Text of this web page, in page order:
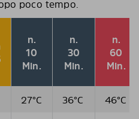
poco tempo.
n.
10
Min.
n.
30
Min.
n.
60
Min.
27°C 36°C
46°C